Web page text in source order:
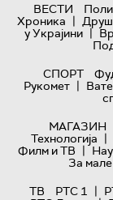
ВЕСТИ
Хроника |
у Украјини |
СПОРТ
Рукомет |
МАГАЗИН
Технологијa |
Филм и ТВ |
За
ТВ
РТС 1 |